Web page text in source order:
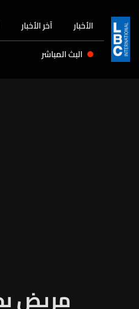
الأخبار آخر الأخبار
البث المباشر